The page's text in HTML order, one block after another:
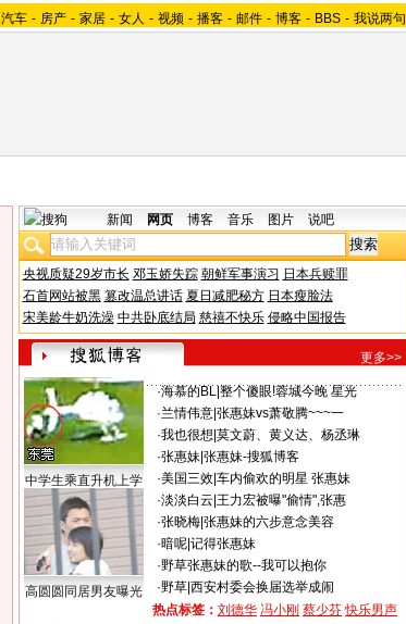
汽车 - 房产 - 家居 - 女人 - 视频 - 播客 - 邮件 - 博客 - BBS - 我说两句
新闻 网页 博客 音乐 图片 说吧
央视质疑29岁市长 邓玉娇失踪 朝鲜军事演习 日本兵赎罪
石首网站被黑 篡改温总讲话 夏日减肥秘方 日本瘦脸法
宋美龄牛奶洗澡 中共卧底结局 慈禧不快乐 侵略中国报告
更多>>
中学生乘直升机上学
高圆圆同居男友曝光
·海慕的BL| 整个傻眼!蓉城今晚 星光
·兰情伟意| 张惠妹vs萧敬腾~~~一
·我也很想 莫文蔚、黄义达、杨丞琳
·张惠妹| 张惠妹-搜狐博客
·美国三效| 车内偷欢的明星 张惠妹
·淡淡白云| 王力宏被曝"偷情",张惠
·张晓梅| 张惠妹的六步意念美容
·暗呢| 记得张惠妹
·野草张惠妹的歌--我可以抱你
·野草| 西安村委会换届选举成闹
热点标签： 刘德华 冯小刚 蔡少芬 快乐男声